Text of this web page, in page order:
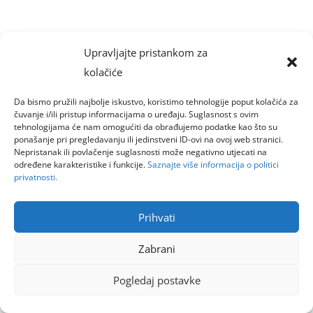
Upravljajte pristankom za
kolačiće
Da bismo pružili najbolje iskustvo, koristimo tehnologije poput kolačića za
čuvanje i/ili pristup informacijama o uređaju. Suglasnost s ovim
tehnologijama će nam omogućiti da obrađujemo podatke kao što su
ponašanje pri pregledavanju ili jedinstveni ID-ovi na ovoj web stranici.
Nepristanak ili povlačenje suglasnosti može negativno utjecati na
određene karakteristike i funkcije.Saznajte više informacija o politici
privatnosti.
Prihvati
Zabrani
Pogledaj postavke